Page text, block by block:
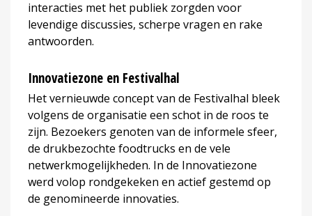
interacties met het publiek zorgden voor
levendige discussies, scherpe vragen en rake
antwoorden.
Innovatiezone en Festivalhal
Het vernieuwde concept van de Festivalhal bleek
volgens de organisatie een schot in de roos te
zijn. Bezoekers genoten van de informele sfeer,
de drukbezochte foodtrucks en de vele
netwerkmogelijkheden. In de Innovatiezone
werd volop rondgekeken en actief gestemd op
de genomineerde innovaties.